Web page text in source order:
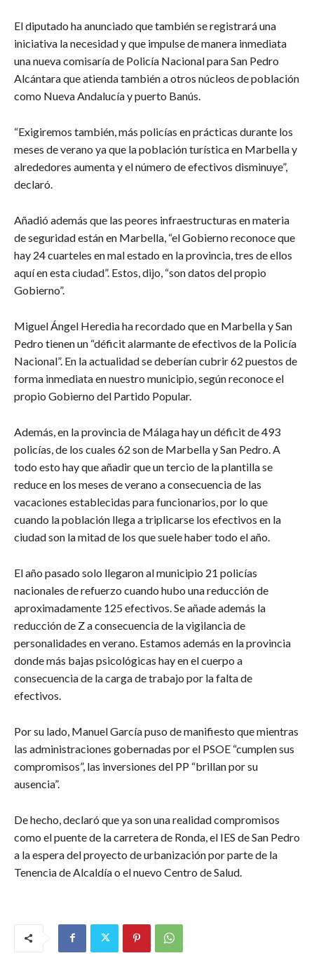
El diputado ha anunciado que también se registrará una
iniciativa la necesidad y que impulse de manera inmediata
una nueva comisaría de Policía Nacional para San Pedro
Alcántara que atienda también a otros núcleos de población
como Nueva Andalucía y puerto Banús.
“Exigiremos también, más policías en prácticas durante los
meses de verano ya que la población turística en Marbella y
alrededores aumenta y el número de efectivos disminuye”,
declaró.
Añadió además que las peores infraestructuras en materia
de seguridad están en Marbella, “el Gobierno reconoce que
hay 24 cuarteles en mal estado en la provincia, tres de ellos
aquí en esta ciudad”. Estos, dijo, “son datos del propio
Gobierno”.
Miguel Ángel Heredia ha recordado que en Marbella y San
Pedro tienen un “déficit alarmante de efectivos de la Policía
Nacional”. En la actualidad se deberían cubrir 62 puestos de
forma inmediata en nuestro municipio, según reconoce el
propio Gobierno del Partido Popular.
Además, en la provincia de Málaga hay un déficit de 493
policías, de los cuales 62 son de Marbella y San Pedro. A
todo esto hay que añadir que un tercio de la plantilla se
reduce en los meses de verano a consecuencia de las
vacaciones establecidas para funcionarios, por lo que
cuando la población llega a triplicarse los efectivos en la
ciudad son la mitad de los que suele haber todo el año.
El año pasado solo llegaron al municipio 21 policías
nacionales de refuerzo cuando hubo una reducción de
aproximadamente 125 efectivos. Se añade además la
reducción de Z a consecuencia de la vigilancia de
personalidades en verano. Estamos además en la provincia
donde más bajas psicológicas hay en el cuerpo a
consecuencia de la carga de trabajo por la falta de
efectivos.
Por su lado, Manuel García puso de manifiesto que mientras
las administraciones gobernadas por el PSOE “cumplen sus
compromisos”, las inversiones del PP “brillan por su
ausencia”.
De hecho, declaró que ya son una realidad compromisos
como el puente de la carretera de Ronda, el IES de San Pedro
a la espera del proyecto de urbanización por parte de la
Tenencia de Alcaldía o el nuevo Centro de Salud.